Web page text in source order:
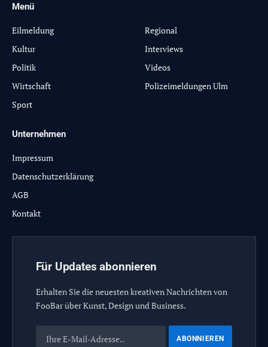
Menü
Eilmeldung
Kultur
Politik
Wirtschaft
Sport
Regional
Interviews
Videos
Polizeimeldungen Ulm
Unternehmen
Impressum
Datenschutzerklärung
AGB
Kontakt
Für Updates abonnieren
Erhalten Sie die neuesten kreativen Nachrichten von
FooBar über Kunst, Design und Business.